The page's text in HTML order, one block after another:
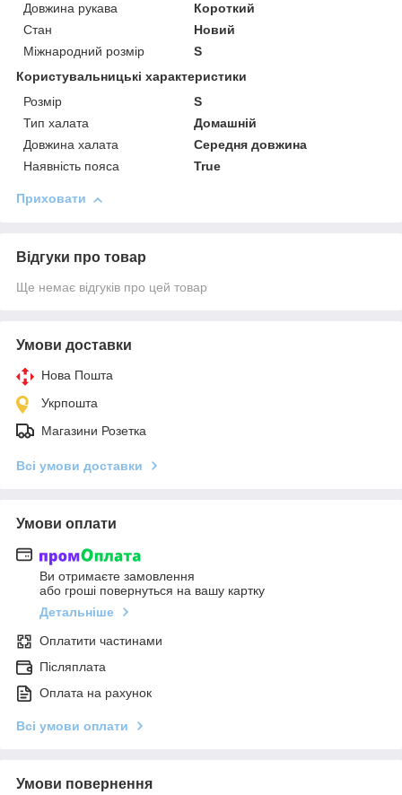
Довжина рукава
Короткий
Стан
Новий
Міжнародний розмір
S
Користувальницькі характеристики
Розмір
S
Тип халата
Домашній
Довжина халата
Середня довжина
Наявність пояса
True
Приховати
Відгуки про товар
Ще немає відгуків про цей товар
Умови доставки
Нова Пошта
Укрпошта
Магазини Розетка
Всі умови доставки
Умови оплати
Ви отримаєте замовлення
або гроші повернуться на вашу картку
Детальніше
Оплатити частинами
Післяплата
Оплата на рахунок
Всі умови оплати
Умови повернення